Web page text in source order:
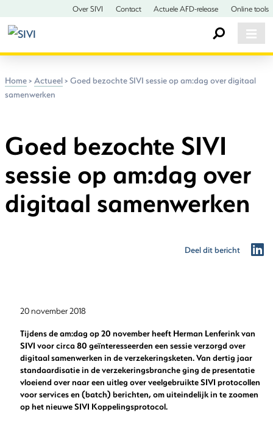
Over SIVI Contact Actuele AFD-release Online tools
Home> Actueel> Goed bezochte SIVI sessie op am:dag over digitaal
samenwerken
Goed bezochte SIVI
sessie op am:dag over
digitaal samenwerken
Deel dit bericht
20 november 2018
Tijdens de am:dag op 20 november heeft Herman Lenferink van
SIVI voor circa 80 geïnteresseerden een sessie verzorgd over
digitaal samenwerken in de verzekeringsketen. Van dertig jaar
standaardisatie in de verzekeringsbranche ging de presentatie
vloeiend over naar een uitleg over veelgebruikte SIVI protocollen
voor services en (batch) berichten, om uiteindelijk in te zoomen
op het nieuwe SIVI Koppelingsprotocol.